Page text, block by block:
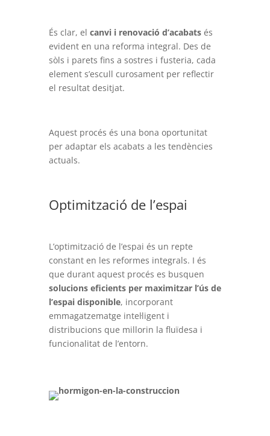
És clar, el canvi i renovació d’acabatsés
evident en una reforma integral. Des de
sòls i parets fins a sostres i fusteria, cada
element s’escull curosament per reflectir
el resultat desitjat.
Aquest procés és una bona oportunitat
per adaptar els acabats a les tendències
actuals.
Optimització de l’espai
L’optimització de l’espai és un repte
constant en les reformes integrals. I és
que durant aquest procés es busquen
solucions eficients per maximitzar l’ús de
l’espai disponible, incorporant
emmagatzematge intel·ligent i
distribucions que millorin la fluïdesa i
funcionalitat de l’entorn.